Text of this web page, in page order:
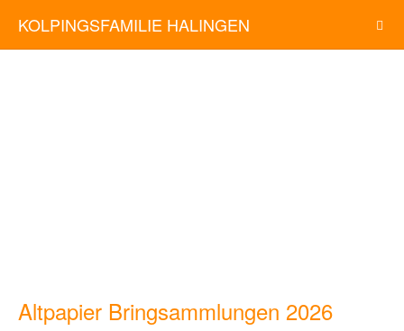
KOLPINGSFAMILIE HALINGEN
Altpapier Bringsammlungen 2026